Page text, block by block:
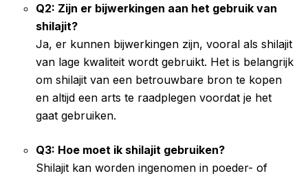
Q2: Zijn er bijwerkingen aan het gebruik van
shilajit?
Ja, er kunnen bijwerkingen zijn, vooral als shilajit
van lage kwaliteit wordt gebruikt. Het is belangrijk
om shilajit van een betrouwbare bron te kopen
en altijd een arts te raadplegen voordat je het
gaat gebruiken.
Q3: Hoe moet ik shilajit gebruiken?
Shilajit kan worden ingenomen in poeder- of